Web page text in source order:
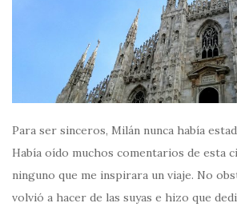
Para ser sinceros, Milán nunca había
Había oído muchos comentarios de esta
ninguno que me inspirara un viaje. No
volvió a hacer de las suyas e hizo que